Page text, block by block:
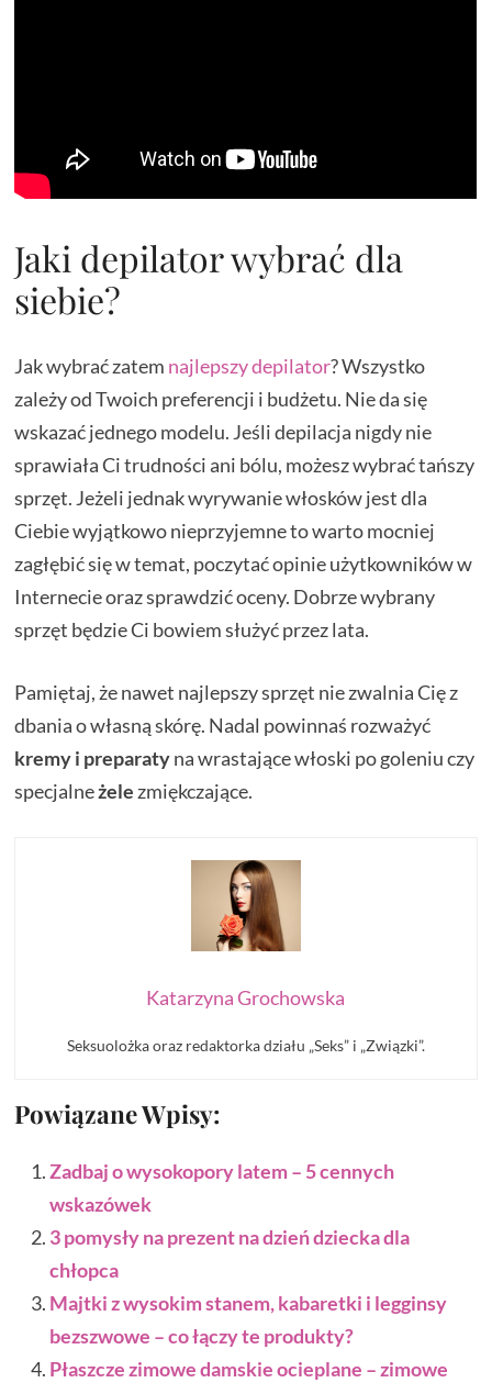
Jaki depilator wybrać dla
siebie?
Jak wybrać zatem najlepszy depilator? Wszystko
zależy od Twoich preferencji i budżetu. Nie da się
wskazać jednego modelu. Jeśli depilacja nigdy nie
sprawiała Ci trudności ani bólu, możesz wybrać tańszy
sprzęt. Jeżeli jednak wyrywanie włosków jest dla
Ciebie wyjątkowo nieprzyjemne to warto mocniej
zagłębić się w temat, poczytać opinie użytkowników w
Internecie oraz sprawdzić oceny. Dobrze wybrany
sprzęt będzie Ci bowiem służyć przez lata.
Pamiętaj, że nawet najlepszy sprzęt nie zwalnia Cię z
dbania o własną skórę. Nadal powinnaś rozważyć
kremy i preparatyna wrastające włoski po goleniu czy
specjalneżele zmiękczające.
Katarzyna Grochowska
Seksuolożka oraz redaktorka działu „Seks” i „Związki”.
Powiązane Wpisy:
Zadbaj o wysokopory latem – 5 cennych
wskazówek
3 pomysły na prezent na dzień dziecka dla
chłopca
Majtki z wysokim stanem, kabaretki i legginsy
bezszwowe – co łączy te produkty?
Płaszcze zimowe damskie ocieplane – zimowe